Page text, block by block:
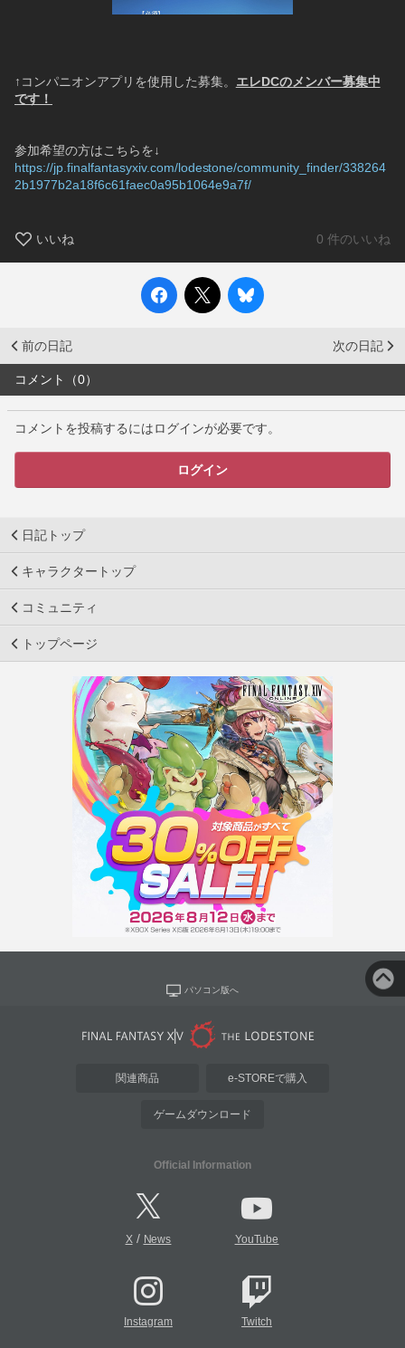
↑コンパニオンアプリを使用した募集。 エレDCのメンバー募集中
です！
参加希望の方はこちらを↓
https://jp.finalfantasyxiv.com/lodestone/community_finder/338264
2b1977b2a18f6c61faec0a95b1064e9a7f/
いいね 0 件のいいね
前の日記 次の日記
コメント（0）
コメントを投稿するにはログインが必要です。
ログイン
日記トップ
キャラクタートップ
コミュニティ
トップページ
パソコン版へ
関連商品 e-STOREで購入
ゲームダウンロード
Official Information
X/ News YouTube
Instagram Twitch